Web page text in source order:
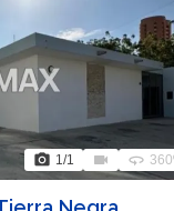
photo_camera 1/1 videocam 360